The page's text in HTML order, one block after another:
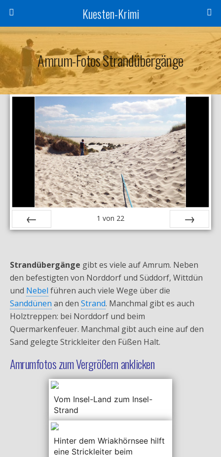
Kuesten-Krimi
Amrum-Fotos Strandübergänge
Zurück
1 von 22
Vor
Strandübergänge gibt es viele auf Amrum. Neben
den befestigten von Norddorf und Süddorf, Wittdün
und Nebel führen auch viele Wege über die
Sanddünen an den Strand. Manchmal gibt es auch
Holztreppen: bei Norddorf und beim
Quermarkenfeuer. Manchmal gibt auch eine auf den
Sand gelegte Strickleiter den Füßen Halt.
Amrumfotos zum Vergrößern anklicken
Vom Insel-Land zum Insel-
Strand
Hinter dem Wriakhörnsee hilft
eine Strickleiter beim